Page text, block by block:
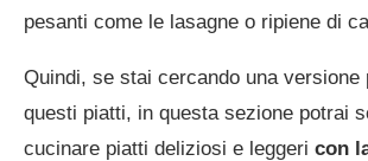
pesanti come le lasagne o ripiene di
Quindi, se stai cercando una versione
questi piatti, in questa sezione potrai
cucinare piatti deliziosi e leggeri con